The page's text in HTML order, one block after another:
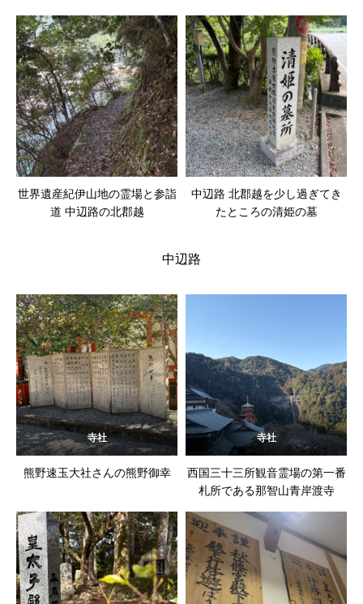
世界遺産紀伊山地の霊場と参詣
道 中辺路の北郡越
中辺路 北郡越を少し過ぎてき
たところの清姫の墓
中辺路
寺社
熊野速玉大社さんの熊野御幸
寺社
西国三十三所観音霊場の第一番
札所である那智山青岸渡寺